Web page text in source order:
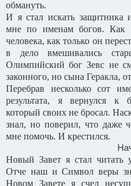
обмануть.
И я стал искать защитника
мне по именам богов. Как
человека, как только он
в дело вмешивались
Олимпийский бог Зевс не
законного, но сына Геракла,
Перебрав несколько сот
результата, я вернулся к
который своих не бросал.
знал, но поверил, что даже
мне помочь. И крестился.
Новый Завет я стал читать
Отче наш и Символ веры
Новом Завете я счел